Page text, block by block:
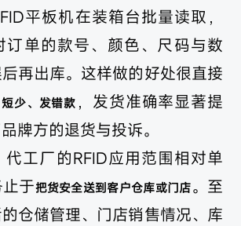
平板机在装箱台批量读取，
订单的款号、颜色、尺码与数
再出库。这样做的好处很直接
少、发错款 ，发货准确率显著提
牌方的退货与投诉。
工厂的RFID应用范围相对单
于把货安全送到客户仓库或门店。至
仓储管理、门店销售情况、库